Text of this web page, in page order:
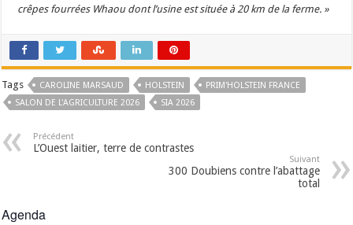
crêpes fourrées Whaou dont l’usine est située à 20 km de la ferme. »
Tags CAROLINE MARSAUD HOLSTEIN
PRIM'HOLSTEIN FRANCE
SALON DE L'AGRICULTURE 2026
SIA 2026
Précédent
L’Ouest laitier, terre de contrastes
Suivant
300 Doubiens contre l’abattage
total
Agenda